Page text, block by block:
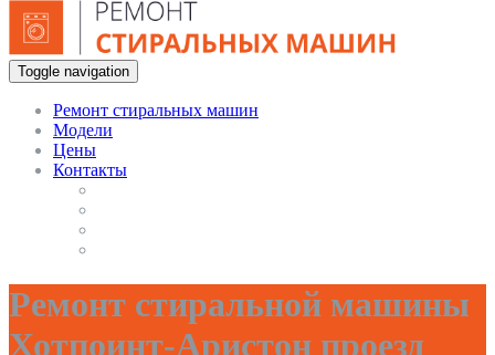
Toggle navigation
Ремонт стиральных машин
Модели
Цены
Контакты
Ремонт стиральной машины
Хотпоинт-Аристон проезд